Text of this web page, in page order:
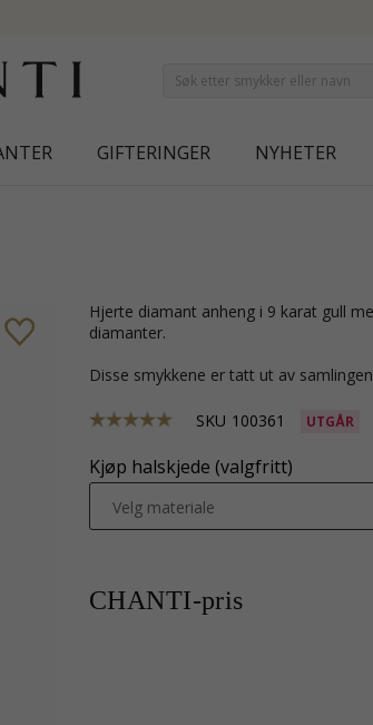
GIFTERINGER NYHETER
hjerte diamant anheng i 9 karat gull med blank overflate og 1 single cut
diamanter.
Disse smykkene er tatt ut av samlingen
SKU 100361 UTGÅR
Kjøp halskjede (valgfritt)
Velg materiale
CHANTI-pris